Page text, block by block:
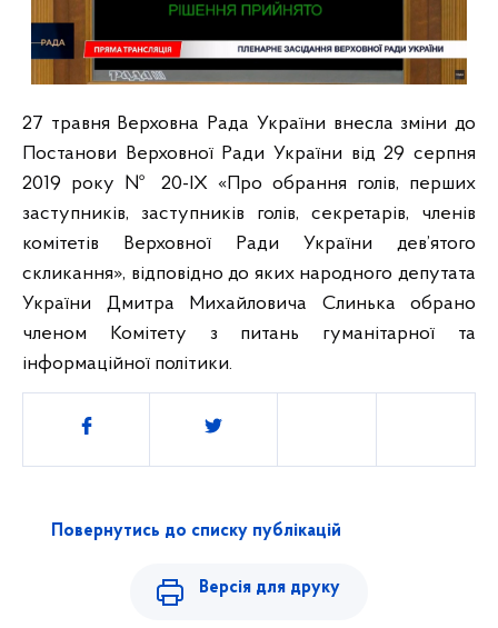
27 травня Верховна Рада України внесла зміни до
Постанови Верховної Ради України від 29 серпня
2019 року № 20-IX «Про обрання голів, перших
заступників, заступників голів, секретарів, членів
комітетів Верховної Ради України дев’ятого
скликання», відповідно до яких народного депутата
України Дмитра Михайловича Слинька обрано
членом Комітету з питань гуманітарної та
інформаційної політики.
Поділитись
Повернутись до списку публікацій
Версія для друку